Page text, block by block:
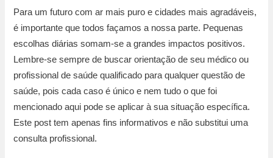
Para um futuro com ar mais puro e cidades mais agradáveis,
é importante que todos façamos a nossa parte. Pequenas
escolhas diárias somam-se a grandes impactos positivos.
Lembre-se sempre de buscar orientação de seu médico ou
profissional de saúde qualificado para qualquer questão de
saúde, pois cada caso é único e nem tudo o que foi
mencionado aqui pode se aplicar à sua situação específica.
Este post tem apenas fins informativos e não substitui uma
consulta profissional.